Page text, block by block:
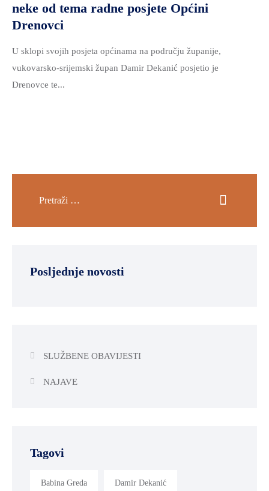
neke od tema radne posjete Općini
Drenovci
U sklopi svojih posjeta općinama na području županije,
vukovarsko-srijemski župan Damir Dekanić posjetio je
Drenovce te...
Posljednje novosti
SLUŽBENE OBAVIJESTI
NAJAVE
Tagovi
Babina Greda Damir Dekanić